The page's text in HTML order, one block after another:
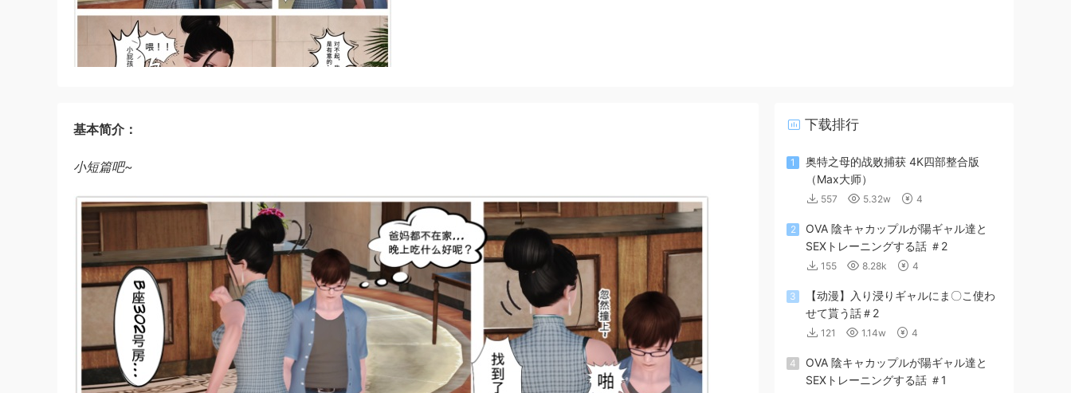
基本简介：
小短篇吧~
下载排行
1
奥特之母的战败捕获 4K四部整合版
（Max大师）
557 5.32w 4
2
OVA 陰キャカップルが陽ギャル達と
SEXトレーニングする話 ＃2
155 8.28k 4
3
【动漫】入り浸りギャルにま〇こ使わ
せて貰う話＃2
121 1.14w 4
4
OVA 陰キャカップルが陽ギャル達と
SEXトレーニングする話 ＃1